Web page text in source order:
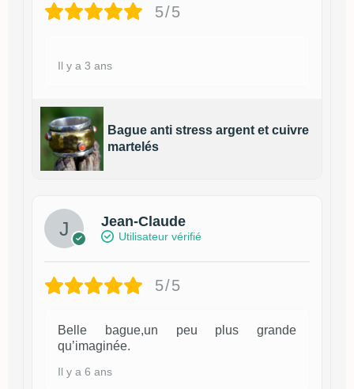
5/5
Il y a 3 ans
Bague anti stress argent et cuivre
martelés
Jean-Claude
Utilisateur vérifié
5/5
Belle bague,un peu plus grande
qu’imaginée.
Il y a 6 ans